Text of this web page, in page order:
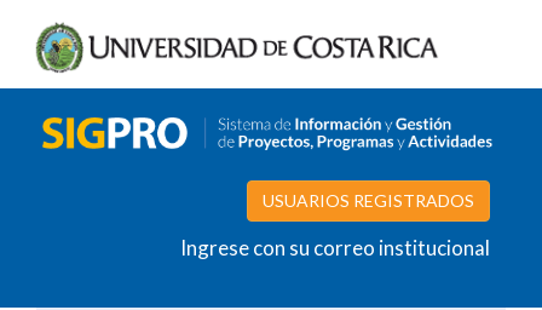
USUARIOS REGISTRADOS
Ingrese con su correo institucional